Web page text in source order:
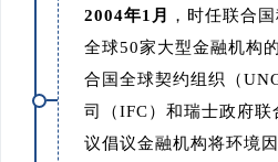
2004年1月
，时任联合
全球50家大型金融机构
合国全球契约组织（
司（IFC）和瑞士政府联
议倡议金融机构将环境